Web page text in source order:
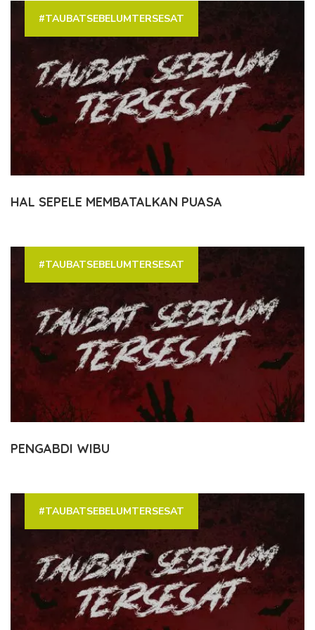
#TAUBATSEBELUMTERSESAT
HAL SEPELE MEMBATALKAN PUASA
#TAUBATSEBELUMTERSESAT
PENGABDI WIBU
#TAUBATSEBELUMTERSESAT